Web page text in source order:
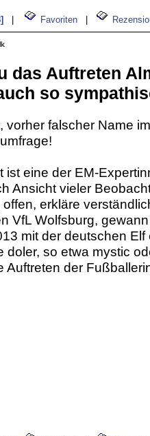
Favoriten
das Auftreten
so
vorher falscher Name
ist eine der EM-
Ansicht vieler
erkläre
VfL Wolfsburg,
mit der deutschen
doler, so etwa mystic
Auftreten der